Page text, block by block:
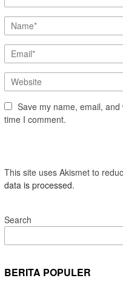
Save my name, email,
time I comment.
This site uses Akismet to
data is processed.
Search
BERITA POPULER